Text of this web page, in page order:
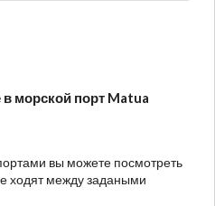
морской порт Matua
вы можете посмотреть
ходят между задаными